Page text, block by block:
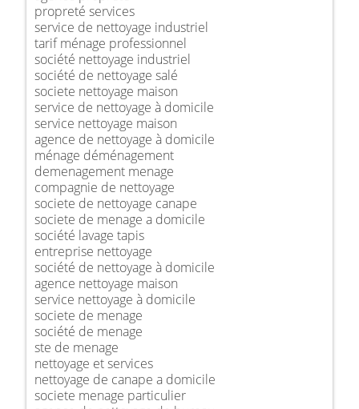
propreté services
service de nettoyage industriel
tarif ménage professionnel
société nettoyage industriel
société de nettoyage salé
societe nettoyage maison
service de nettoyage à domicile
service nettoyage maison
agence de nettoyage à domicile
ménage déménagement
demenagement menage
compagnie de nettoyage
societe de nettoyage canape
societe de menage a domicile
société lavage tapis
entreprise nettoyage
société de nettoyage à domicile
agence nettoyage maison
service nettoyage à domicile
societe de menage
société de menage
ste de menage
nettoyage et services
nettoyage de canape a domicile
societe menage particulier